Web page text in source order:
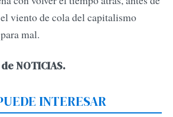
viento de cola del capitalismo
mal.
NOTICIAS.
INTERESAR